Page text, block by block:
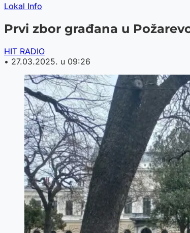
Lokal Info
Prvi zbor građana u
HIT RADIO
• 27.03.2025. u 09:26